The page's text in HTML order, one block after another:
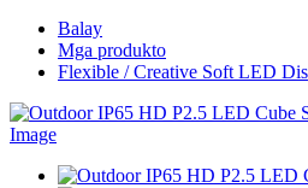
Balay
Mga produkto
Flexible / Creative Soft LED